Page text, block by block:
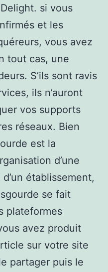
si vous
et les
vous avez
tout cas, une
S’ils sont ravis
ils n’auront
vos supports
réseaux. Bien
est la
d’une
établissement,
se fait
plateformes
avez produit
sur votre site
partager puis le